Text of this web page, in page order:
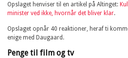
Opslaget henviser til en artikel på Altinget:
minister ved ikke, hvornår det bliver klar.
Opslaget opnår 40 reaktioner, heraf ti
enige med Daugaard.
Penge til film og tv